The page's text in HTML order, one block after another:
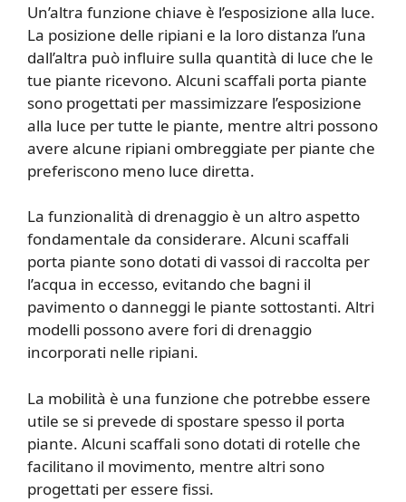
Un’altra funzione chiave è l’esposizione alla luce.
La posizione delle ripiani e la loro distanza l’una
dall’altra può influire sulla quantità di luce che le
tue piante ricevono. Alcuni scaffali porta piante
sono progettati per massimizzare l’esposizione
alla luce per tutte le piante, mentre altri possono
avere alcune ripiani ombreggiate per piante che
preferiscono meno luce diretta.
La funzionalità di drenaggio è un altro aspetto
fondamentale da considerare. Alcuni scaffali
porta piante sono dotati di vassoi di raccolta per
l’acqua in eccesso, evitando che bagni il
pavimento o danneggi le piante sottostanti. Altri
modelli possono avere fori di drenaggio
incorporati nelle ripiani.
La mobilità è una funzione che potrebbe essere
utile se si prevede di spostare spesso il porta
piante. Alcuni scaffali sono dotati di rotelle che
facilitano il movimento, mentre altri sono
progettati per essere fissi.